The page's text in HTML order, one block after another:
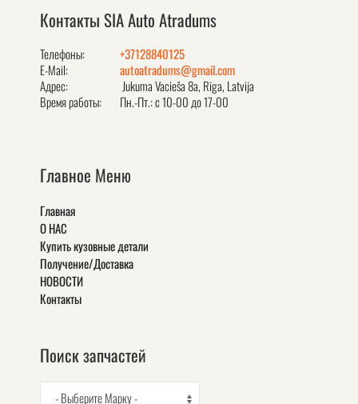
Контакты SIA Auto Atradums
Телефоны:
+37128840125
E-Mail:
autoatradums@gmail.com
Адрес:
Jukuma Vacieša 8a, Rīga, Latvija
Время работы:
Пн.-Пт.: с 10-00 до 17-00
Главное Меню
Главная
О НАС
Купить кузовные детали
Получение/Доставка
НОВОСТИ
Контакты
Поиск запчастей
- Выберите Марку -